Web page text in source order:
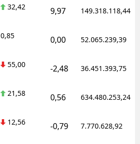
32,42 9,97 149.318.118,44
0,85 0,00 52.065.239,39
55,00 -2,48 36.451.393,75
21,58 0,56 634.480.253,24
12,56 -0,79 7.770.628,92